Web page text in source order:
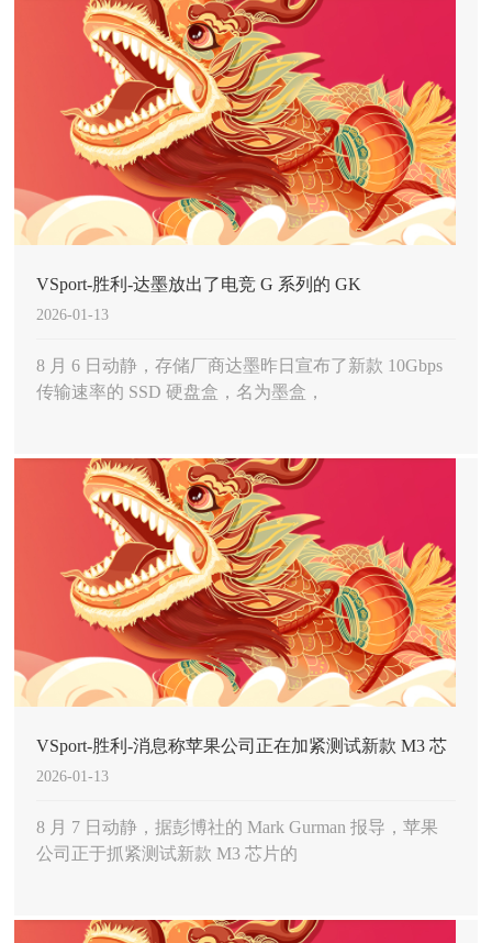
VSport-胜利-达墨放出了电竞 G 系列的 GK
2026-01-13
8 月 6 日动静，存储厂商达墨昨日宣布了新款 10Gbps
传输速率的 SSD 硬盘盒，名为墨盒，
VSport-胜利-消息称苹果公司正在加紧测试新款 M3 芯
片的 Mac 电脑 预计将在 10 月份发布
2026-01-13
8 月 7 日动静，据彭博社的 Mark Gurman 报导，苹果
公司正于抓紧测试新款 M3 芯片的